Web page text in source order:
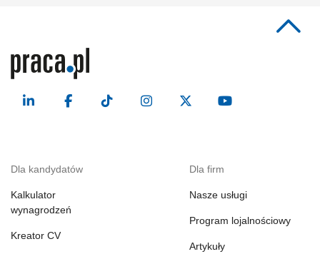
Dla kandydatów
Kalkulator
wynagrodzeń
Kreator CV
Dla firm
Nasze usługi
Program lojalnościowy
Artykuły